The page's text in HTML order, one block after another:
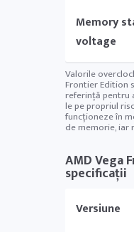
Memory
voltage
Valorile
Frontier Edition
referință pentru
le pe propriul
funcționeze în
de memorie, iar
AMD Vega
specificații
Versiune